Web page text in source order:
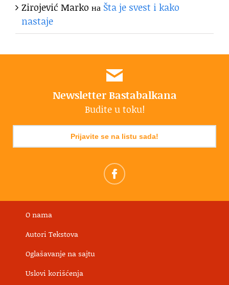
Zirojević Marko на Šta je svest i kako
nastaje
Newsletter Bastabalkana
Budite u toku!
Prijavite se na listu sada!
O nama
Autori Tekstova
Oglašavanje na sajtu
Uslovi korišćenja